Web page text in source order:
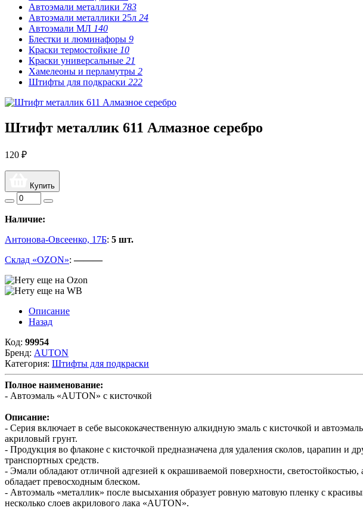
Автоэмали металлики 783
Автоэмали металлики 25л 24
Автоэмали МЛ 140
Блестки и люминафоры 9
Краски термостойкие 10
Краски универсальные 21
Хамелеоны и перламутры 2
Штифты для подкраски 222
Штифт металлик 611 Алмазное серебро
120 ₽
Купить
Наличие:
Антонова-Овсеенко, 17Б: 5 шт.
Склад «OZON»:———
Описание
Назад
Код: 99954
Бренд: AUTON
Категория: Штифты для подкраски
Полное наименование:
- Автоэмаль «AUTON» с кисточкой
Описание:
- Серия включает в себе высококачественную алкидную эмаль с кисточкой и
акриловый грунт.
- Продукция во флаконе с кисточкой предназначена для удаления сколов, царапин и
транспортных средств.
- Эмали обладают отличной адгезией к окрашиваемой поверхности,
обладает превосходным блеском.
- Автоэмаль «металлик» после высыхания образует ровную матовую пленку с
несколько слоев акрилового лака «AUTON».